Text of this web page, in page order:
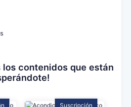
los contenidos que están
Suscripción